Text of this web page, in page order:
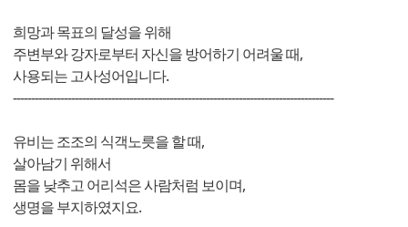
희망과 목표의 달성을 위해
주변부와 강자로부터 자신을 방어하기 어려울 때,
사용되는 고사성어입니다.
----------------------------------------------------------------------------------------
유비는 조조의 식객노릇을 할 때,
살아남기 위해서
몸을 낮추고 어리석은 사람처럼 보이며,
생명을 부지하였지요.